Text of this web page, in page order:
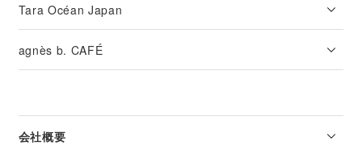
Tara Océan Japan
agnès b. CAFÉ
会社概要